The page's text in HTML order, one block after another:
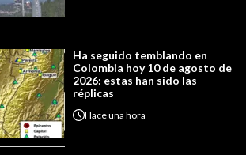
Ha seguido temblando en
Colombia hoy 10 de agosto de
2026: estas han sido las
réplicas
Haceuna hora